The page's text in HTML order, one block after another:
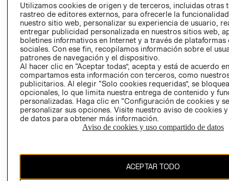
AVISO DE
PRIVACIDAD
GIFT CARD
AVISO DE
COOKIES
Utilizamos cookies de origen y de terceros, incluidas otras
rastreo de editores externos, para ofrecerle la
nuestro sitio web, personalizar su experiencia de usuario,
entregar publicidad personalizada en nuestros sitios web,
boletines informativos en Internet y a través de plataformas
sociales. Con ese fin, recopilamos información sobre el
patrones de navegación y el dispositivo.
Al hacer clic en “Aceptar todas”, acepta y está de acuerdo
compartamos esta información con terceros, como
publicitarios. Al elegir “Solo cookies requeridas”, se
opcionales, lo que limita nuestra entrega de contenido y
personalizadas. Haga clic en “Configuración de cookies y
personalizar sus opciones. Visite nuestro aviso de cookies
de datos para obtener más información.
Aviso de cookies y uso compartido de datos
ACEPTAR TODO